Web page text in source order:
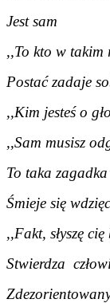
Jest sam
,,To kto w takim
Postać zadaje
,,Kim jesteś o
,,Sam musisz
To taka
Śmieje się
,,Fakt, słyszę
Stwierdza